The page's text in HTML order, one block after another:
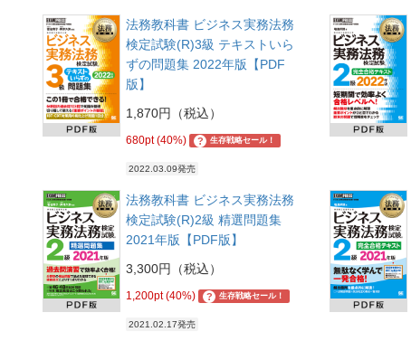
法務教科書 ビジネス実務法務
検定試験(R)3級 テキストいら
ずの問題集 2022年版【PDF
版】
1,870円（税込）
680pt (40%) ? 生存戦略セール！
2022.03.09発売
法務教科書 ビジネス実務法務
検定試験(R)2級 精選問題集
2021年版【PDF版】
3,300円（税込）
1,200pt (40%) ? 生存戦略セール！
2021.02.17発売